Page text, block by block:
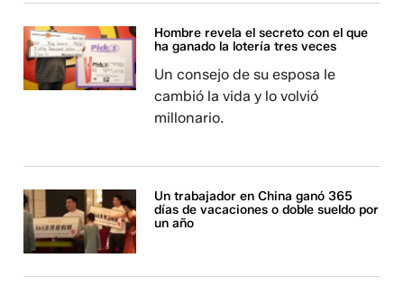
Hombre revela el secreto con el que
ha ganado la lotería tres veces
Un consejo de su esposa le
cambió la vida y lo volvió
millonario.
Un trabajador en China ganó 365
días de vacaciones o doble sueldo por
un año